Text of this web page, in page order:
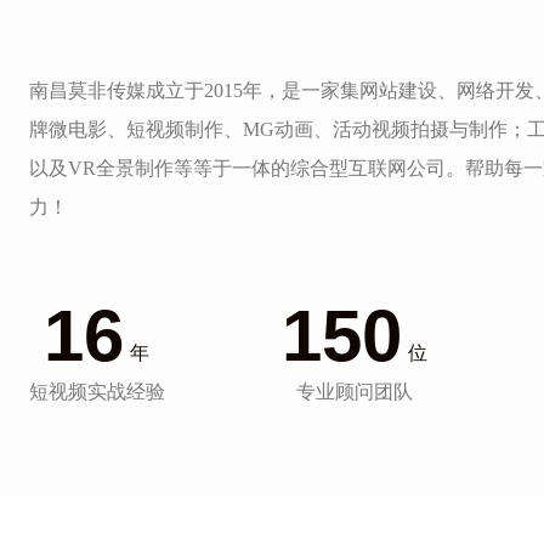
南昌莫非传媒成立于2015年，是一家集网站建设、网络开
牌微电影、短视频制作、MG动画、活动视频拍摄与制作；
以及VR全景制作等等于一体的综合型互联网公司。帮助每
力！
16 年
短视频实战经验
150 位
专业顾问团队